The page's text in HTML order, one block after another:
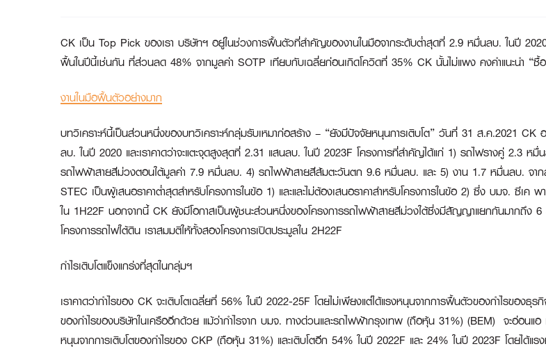
CK เป็น Top Pick ของเรา บริษัทฯ อยู่ในช่วงการฟื้นตัวที่สำคัญของงานในมือจากระดับต่ำสุดที่ 2.9 หมื่นลบ. ในปี
ฟื้นในปีนี้เช่นกัน ที่ส่วนลด 48% จากมูลค่า SOTP เทียบกับเฉลี่ยก่อนเกิดโควิดที่ 35% CK นั้นไม่แพง คงคำแนะนำ “ซื้
งานในมือฟื้นตัวอย่างมาก
บทวิเคราะห์นี้เป็นส่วนหนึ่งของบทวิเคราะห์กลุ่มรับเหมาก่อสร้าง – “ยังมีปัจจัยหนุนการเติบโต” วันที่ 31 ส.ค.2021
ลบ. ในปี 2020 และเราคาดว่าจะแตะจุดสูงสุดที่ 2.31 แสนลบ. ในปี 2023F โครงการที่สำคัญได้แก่ 1) รถไฟรางคู่ 2.3
รถไฟฟ้าสายสีม่วงตอนใต้มูลค่า 7.9 หมื่นลบ. 4) รถไฟฟ้าสายสีส้มตะวันตก 9.6 หมื่นลบ. และ 5) งาน 1.7 หมื่นลบ. จ
STEC เป็นผู้เสนอราคาต่ำสุดสำหรับโครงการในข้อ 1) และและไม่ต้องเสนอราคาสำหรับโครงการในข้อ 2) ซึ่ง บมจ. ซีเค
ใน 1H22F นอกจากนี้ CK ยังมีโอกาสเป็นผู้ชนะส่วนหนึ่งของโครงการรถไฟฟ้าสายสีม่วงใต้ซึ่งมีสัญญาแยกกันมากถึง 6
โครงการรถไฟใต้ดิน เราสมมติให้ทั้งสองโครงการเปิดประมูลใน 2H22F
กำไรเติบโตแข็งแกร่งที่สุดในกลุ่มฯ
เราคาดว่ากำไรของ CK จะเติบโตเฉลี่ยที่ 56% ในปี 2022-25F โดยไม่เพียงแต่ได้แรงหนุนจากการฟื้นตัวของกำไรของ
ของกำไรของบริษัทในเครืออีกด้วย แม้ว่ากำไรจาก บมจ. ทางด่วนและรถไฟฟ้ากรุงเทพ (ถือหุ้น 31%) (BEM) จะอ่อนแ
หนุนจากการเติบโตของกำไรของ CKP (ถือหุ้น 31%) และเติบโตอีก 54% ในปี 2022F และ 24% ในปี 2023F โดยได้แ